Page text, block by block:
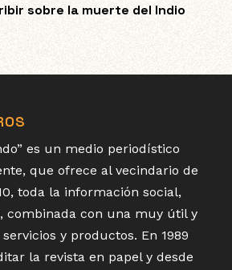
sobre la muerte del Indio
es un medio periodístico
que ofrece al vecindario de
toda la información social,
combinada con una muy útil y
y productos. En 1989
la revista en papel y desde